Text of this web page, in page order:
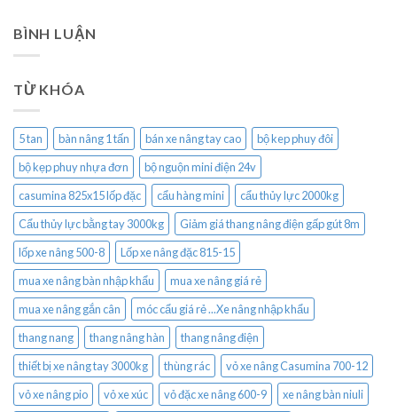
BÌNH LUẬN
TỪ KHÓA
5 tan bàn nâng 1 tấn bán xe nâng tay cao
bộ kep phuy đôi
bộ kẹp phuy nhựa đơn
bộ nguộn mini điện 24v
casumina 825x15 lốp đặc
cẩu hàng mini
cẩu thủy lực 2000kg
Cẩu thủy lực bằng tay 3000kg
Giảm giá thang nâng điện gấp gút 8m
lốp xe nâng 500-8
Lốp xe nâng đặc 815-15
mua xe nâng bàn nhập khẩu
mua xe nâng giá rẻ
mua xe nâng gắn cân
móc cẩu giá rẻ ...Xe nâng nhập khẩu
thang nang
thang nâng hàn
thang nâng điện
thiết bị xe nâng tay 3000kg
thùng rác
vỏ xe nâng Casumina 700-12
vỏ xe nâng pio
vỏ xe xúc vỏ đặc xe nâng 600-9
xe nâng bàn niuli